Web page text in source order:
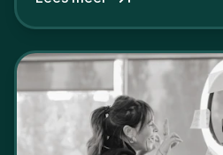
aan, starten met employer